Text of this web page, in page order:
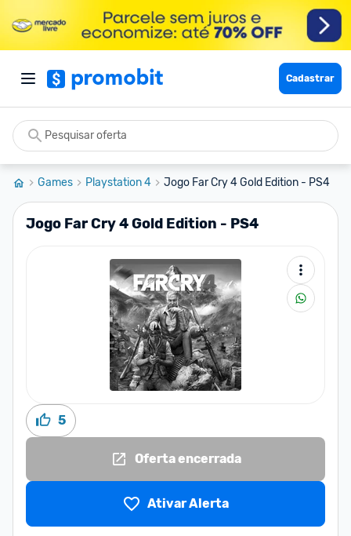
Cadastrar
Games Playstation 4 Jogo Far Cry 4 Gold Edition - PS4
Jogo Far Cry 4 Gold Edition - PS4
5
Oferta encerrada
Ativar Alerta